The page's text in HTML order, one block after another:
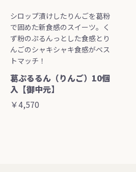
シロップ漬けしたりんごを葛粉
で固めた新食感のスイーツ。く
ず粉のぷるんっとした食感とり
んごのシャキシャキ食感がベス
トマッチ！
葛ぷるるん（りんご）10個
入【御中元】
￥4,570